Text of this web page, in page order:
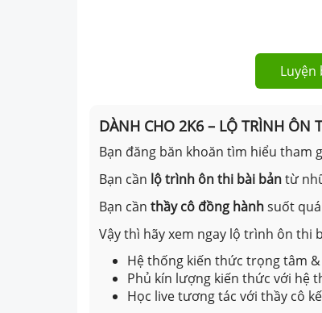
Luyện
DÀNH CHO 2K6 – LỘ TRÌNH ÔN
Bạn đăng băn khoăn tìm hiểu tham
Bạn cần lộ trình ôn thi bài bảntừ
Bạn cần thầy cô đồng hànhsuốt
Vậy thì hãy xem ngay lộ trình ôn thi
Hệ thống kiến thức trọng tâm
Phủ kín lượng kiến thức với hệ
Học live tương tác với thầy cô